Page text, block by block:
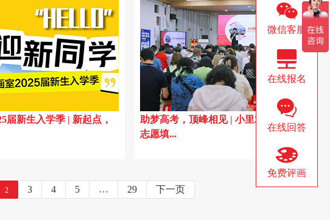
微信客服
在线报名
在线回答
免费评画
温暖相伴!
放压力，轻
创作课堂实力
彩芝麻街，
胜，梦想起航！
◇ 心怀皓月，致敬师恩|当教师节和中秋节
的浪漫相逢时~
◇ 小里画室教师内训 | 厉兵秣马强技能，
蓄势待发新征程
◇ 向老师致敬|小里画室祝全体教师节日快
乐
◇ 2019年教师节|因为有您，梦想更进一步
录-含超全高分卷
◇ 我存的不是优
美院的心
◇ 假如，各大艺
们会聊点啥？
◇ 高考美术生必看
分卷汇总！
◇ 梦想的美院|央
届新生入学季 | 新起点，
助梦高考，顶峰相见 | 小里2024届公益
志愿填...
2 3 4 5 … 29 下一页